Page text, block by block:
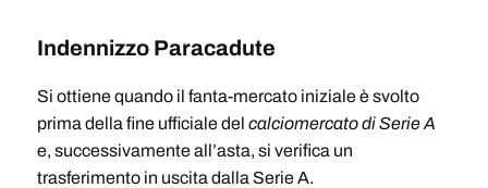
Indennizzo Paracadute
Si ottiene quando il fanta-mercato iniziale è svolto
prima della fine ufficiale del calciomercato di Serie A
e, successivamente all’asta, si verifica un
trasferimento in uscita dalla Serie A.